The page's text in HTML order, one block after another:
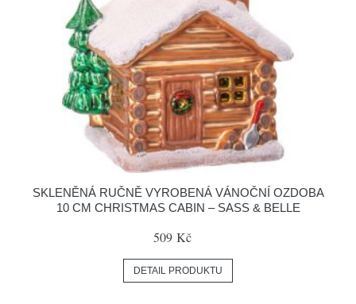
SKLENĚNÁ RUČNĚ VYROBENÁ VÁNOČNÍ OZDOBA
10 CM CHRISTMAS CABIN – SASS & BELLE
509 Kč
DETAIL PRODUKTU